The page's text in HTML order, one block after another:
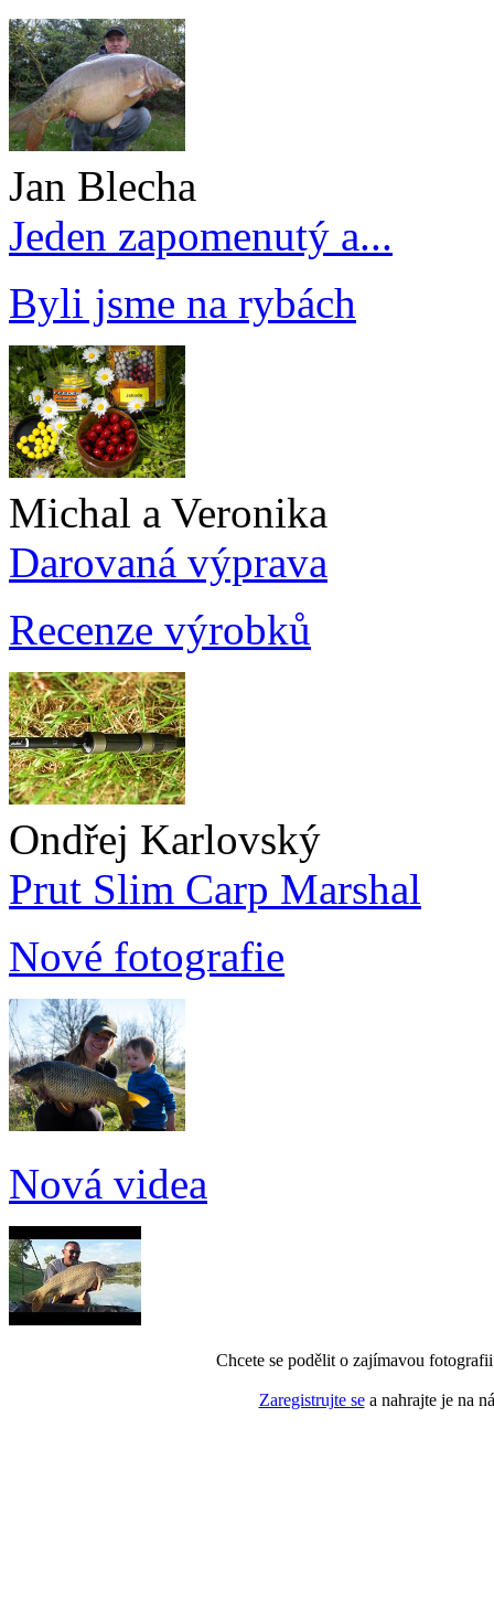
Jan Blecha
Jeden zapomenutý a...
Byli jsme na rybách
Michal a Veronika
Darovaná výprava
Recenze výrobků
Ondřej Karlovský
Prut Slim Carp Marshal
Nové fotografie
Nová videa
Chcete se podělit o zajímavou
Zaregistrujte sea nahrajte je na